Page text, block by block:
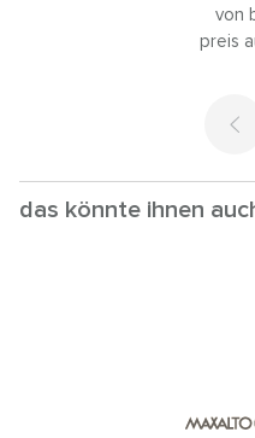
von
preis
das könnte ihnen